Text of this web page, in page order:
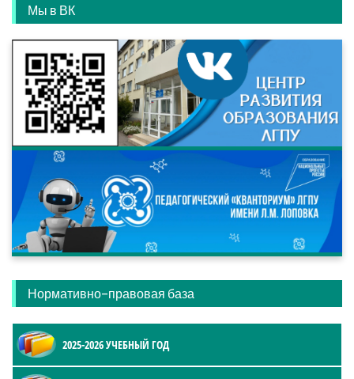
Мы в ВК
Нормативно-правовая база
2025-2026 УЧЕБНЫЙ ГОД